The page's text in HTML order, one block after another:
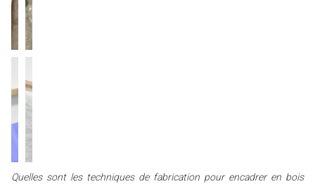
Quelles sont les techniques de fabrication pour encadrer en bois